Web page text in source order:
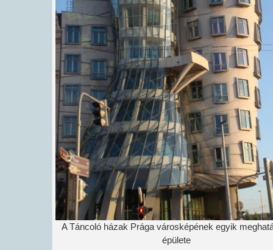
A Táncoló házak Prága városképének egyik
épülete